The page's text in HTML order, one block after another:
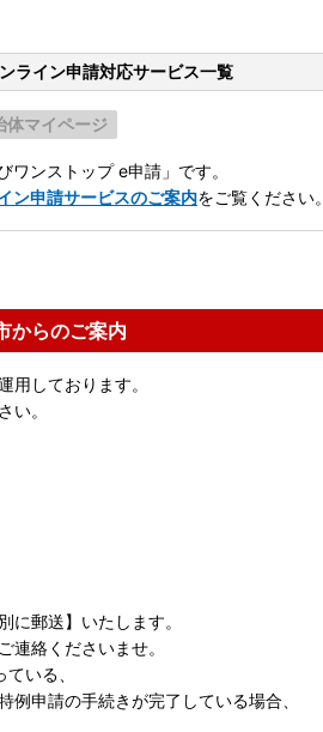
ライン申請対応サービス一覧
体マイページ
ンストップ e申請」です。
ン申請サービスのご案内をご覧ください。
からのご案内
用しております。
い。
に郵送】いたします。
連絡くださいませ。
いる、
申請の手続きが完了している場合、